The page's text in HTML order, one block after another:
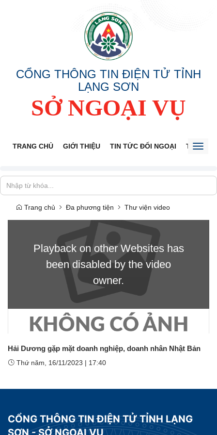
CỔNG THÔNG TIN ĐIỆN TỬ TỈNH
LẠNG SƠN
SỞ NGOẠI VỤ
TRANG CHỦ GIỚI THIỆU TIN TỨC ĐỐI NGOẠI THÔNG
Trang chủ Đa phương tiện Thư viện video
Playback on other Websites has
been disabled by the video
owner.
Hải Dương gặp mặt doanh nghiệp, doanh nhân Nhật Bản
Thứ năm, 16/11/2023 | 17:40
CỔNG THÔNG TIN ĐIỆN TỬ TỈNH LẠNG
SƠN - SỞ NGOẠI VỤ